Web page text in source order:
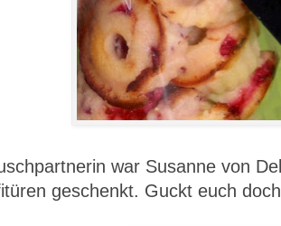
war Susanne von
geschenkt. Guckt euch